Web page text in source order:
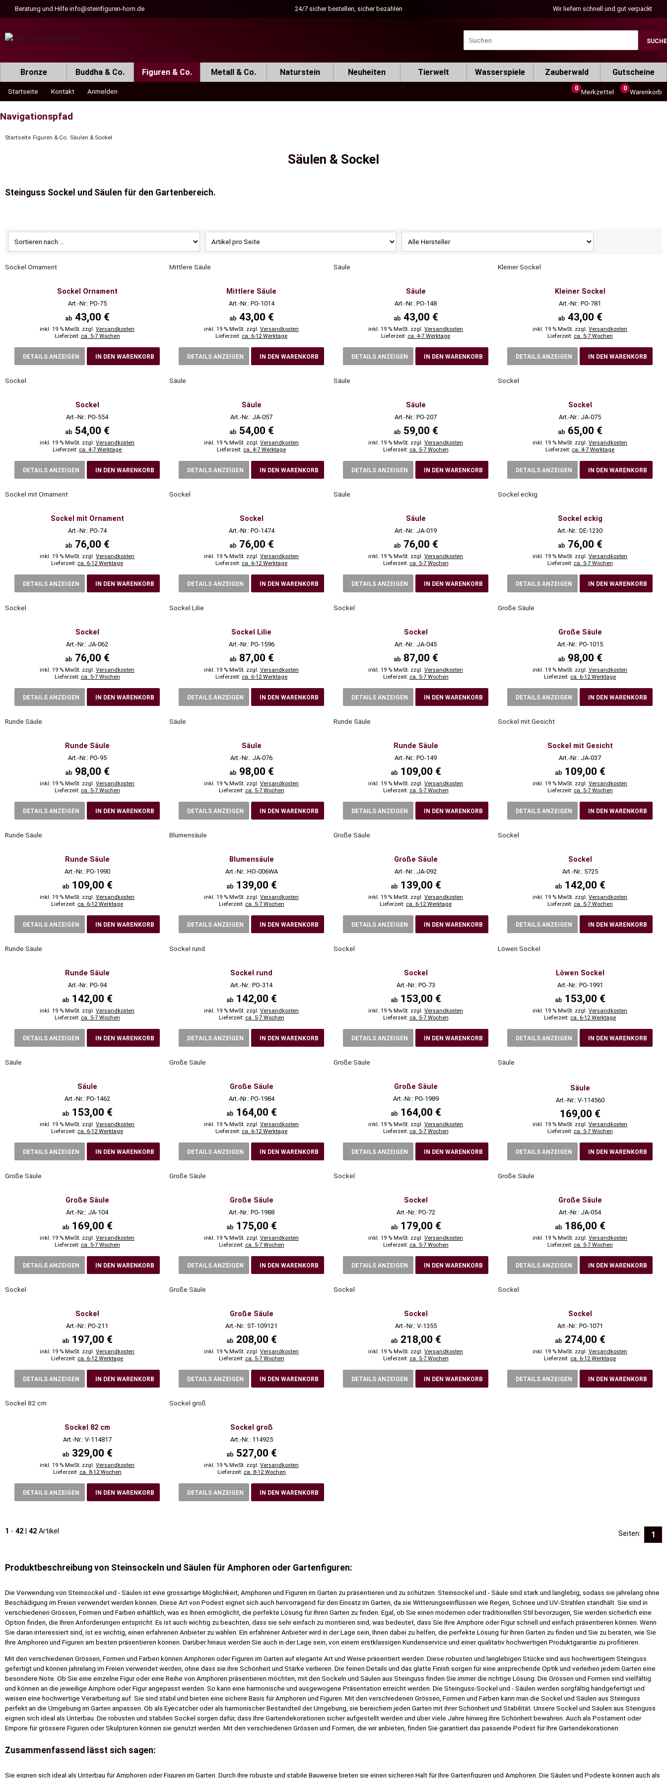
Beratung und Hilfe info@steinfiguren-horn.de 24/7 sicher bestellen, sicher bezahlen Wir liefern schnell und gut verpackt
Bronze Buddha & Co. Figuren & Co. Metall & Co. Naturstein Neuheiten Tierwelt Wasserspiele Zauberwald Gutscheine
Startseite Kontakt Anmelden 0 Warenkorb
0 Merkzettel
Navigationspfad
Startseite Figuren & Co. Säulen & Sockel
Säulen & Sockel
Steinguss Sockel und Säulen für den Gartenbereich.
Sockel Ornament
Sockel Ornament
Art.-Nr.: PO-75
ab 43,00 €
inkl. 19 % MwSt. zzgl. Versandkosten
Lieferzeit: ca. 5-7 Wochen
DETAILS ANZEIGEN IN DEN WARENKORB
Mittlere Säule
Mittlere Säule
Art.-Nr.: PO-1014
ab 43,00 €
inkl. 19 % MwSt. zzgl. Versandkosten
Lieferzeit: ca. 6-12 Werktage
DETAILS ANZEIGEN IN DEN WARENKORB
Säule
Säule
Art.-Nr.: PO-148
ab 43,00 €
inkl. 19 % MwSt. zzgl. Versandkosten
Lieferzeit: ca. 4-7 Werktage
DETAILS ANZEIGEN IN DEN WARENKORB
Kleiner Sockel
Kleiner Sockel
Art.-Nr.: PO-781
ab 43,00 €
inkl. 19 % MwSt. zzgl. Versandkosten
Lieferzeit: ca. 5-7 Wochen
DETAILS ANZEIGEN IN DEN WARENKORB
Sockel
Sockel
Art.-Nr.: PO-554
ab 54,00 €
inkl. 19 % MwSt. zzgl. Versandkosten
Lieferzeit: ca. 4-7 Werktage
DETAILS ANZEIGEN IN DEN WARENKORB
Säule
Säule
Art.-Nr.: JA-057
ab 54,00 €
inkl. 19 % MwSt. zzgl. Versandkosten
Lieferzeit: ca. 4-7 Werktage
DETAILS ANZEIGEN IN DEN WARENKORB
Säule
Säule
Art.-Nr.: PO-207
ab 59,00 €
inkl. 19 % MwSt. zzgl. Versandkosten
Lieferzeit: ca. 5-7 Wochen
DETAILS ANZEIGEN IN DEN WARENKORB
Sockel
Sockel
Art.-Nr.: JA-075
ab 65,00 €
inkl. 19 % MwSt. zzgl. Versandkosten
Lieferzeit: ca. 4-7 Werktage
DETAILS ANZEIGEN IN DEN WARENKORB
Sockel mit Ornament
Sockel mit Ornament
Art.-Nr.: PO-74
ab 76,00 €
inkl. 19 % MwSt. zzgl. Versandkosten
Lieferzeit: ca. 6-12 Werktage
DETAILS ANZEIGEN IN DEN WARENKORB
Sockel
Sockel
Art.-Nr.: PO-1474
ab 76,00 €
inkl. 19 % MwSt. zzgl. Versandkosten
Lieferzeit: ca. 6-12 Werktage
DETAILS ANZEIGEN IN DEN WARENKORB
Säule
Säule
Art.-Nr.: JA-019
ab 76,00 €
inkl. 19 % MwSt. zzgl. Versandkosten
Lieferzeit: ca. 5-7 Wochen
DETAILS ANZEIGEN IN DEN WARENKORB
Sockel eckig
Sockel eckig
Art.-Nr.: DE-1230
ab 76,00 €
inkl. 19 % MwSt. zzgl. Versandkosten
Lieferzeit: ca. 5-7 Wochen
DETAILS ANZEIGEN IN DEN WARENKORB
Sockel
Sockel
Art.-Nr.: JA-062
ab 76,00 €
inkl. 19 % MwSt. zzgl. Versandkosten
Lieferzeit: ca. 5-7 Wochen
DETAILS ANZEIGEN IN DEN WARENKORB
Sockel Lilie
Sockel Lilie
Art.-Nr.: PO-1596
ab 87,00 €
inkl. 19 % MwSt. zzgl. Versandkosten
Lieferzeit: ca. 6-12 Werktage
DETAILS ANZEIGEN IN DEN WARENKORB
Sockel
Sockel
Art.-Nr.: JA-045
ab 87,00 €
inkl. 19 % MwSt. zzgl. Versandkosten
Lieferzeit: ca. 5-7 Wochen
DETAILS ANZEIGEN IN DEN WARENKORB
Große Säule
Große Säule
Art.-Nr.: PO-1015
ab 98,00 €
inkl. 19 % MwSt. zzgl. Versandkosten
Lieferzeit: ca. 6-12 Werktage
DETAILS ANZEIGEN IN DEN WARENKORB
Runde Säule
Runde Säule
Art.-Nr.: PO-95
ab 98,00 €
inkl. 19 % MwSt. zzgl. Versandkosten
Lieferzeit: ca. 5-7 Wochen
DETAILS ANZEIGEN IN DEN WARENKORB
Säule
Säule
Art.-Nr.: JA-076
ab 98,00 €
inkl. 19 % MwSt. zzgl. Versandkosten
Lieferzeit: ca. 5-7 Wochen
DETAILS ANZEIGEN IN DEN WARENKORB
Runde Säule
Runde Säule
Art.-Nr.: PO-149
ab 109,00 €
inkl. 19 % MwSt. zzgl. Versandkosten
Lieferzeit: ca. 5-7 Wochen
DETAILS ANZEIGEN IN DEN WARENKORB
Sockel mit Gesicht
Sockel mit Gesicht
Art.-Nr.: JA-037
ab 109,00 €
inkl. 19 % MwSt. zzgl. Versandkosten
Lieferzeit: ca. 5-7 Wochen
DETAILS ANZEIGEN IN DEN WARENKORB
Runde Säule
Runde Säule
Art.-Nr.: PO-1990
ab 109,00 €
inkl. 19 % MwSt. zzgl. Versandkosten
Lieferzeit: ca. 6-12 Werktage
DETAILS ANZEIGEN IN DEN WARENKORB
Blumensäule
Blumensäule
Art.-Nr.: HO-006WA
ab 139,00 €
inkl. 19 % MwSt. zzgl. Versandkosten
Lieferzeit: ca. 5-7 Wochen
DETAILS ANZEIGEN IN DEN WARENKORB
Große Säule
Große Säule
Art.-Nr.: JA-092
ab 139,00 €
inkl. 19 % MwSt. zzgl. Versandkosten
Lieferzeit: ca. 6-12 Werktage
DETAILS ANZEIGEN IN DEN WARENKORB
Sockel
Sockel
Art.-Nr.: 5725
ab 142,00 €
inkl. 19 % MwSt. zzgl. Versandkosten
Lieferzeit: ca. 5-7 Wochen
DETAILS ANZEIGEN IN DEN WARENKORB
Runde Säule
Runde Säule
Art.-Nr.: PO-94
ab 142,00 €
inkl. 19 % MwSt. zzgl. Versandkosten
Lieferzeit: ca. 5-7 Wochen
DETAILS ANZEIGEN IN DEN WARENKORB
Sockel rund
Sockel rund
Art.-Nr.: PO-314
ab 142,00 €
inkl. 19 % MwSt. zzgl. Versandkosten
Lieferzeit: ca. 5-7 Wochen
DETAILS ANZEIGEN IN DEN WARENKORB
Sockel
Sockel
Art.-Nr.: PO-73
ab 153,00 €
inkl. 19 % MwSt. zzgl. Versandkosten
Lieferzeit: ca. 5-7 Wochen
DETAILS ANZEIGEN IN DEN WARENKORB
Löwen Sockel
Löwen Sockel
Art.-Nr.: PO-1991
ab 153,00 €
inkl. 19 % MwSt. zzgl. Versandkosten
Lieferzeit: ca. 6-12 Werktage
DETAILS ANZEIGEN IN DEN WARENKORB
Säule
Säule
Art.-Nr.: PO-1462
ab 153,00 €
inkl. 19 % MwSt. zzgl. Versandkosten
Lieferzeit: ca. 6-12 Werktage
DETAILS ANZEIGEN IN DEN WARENKORB
Große Säule
Große Säule
Art.-Nr.: PO-1984
ab 164,00 €
inkl. 19 % MwSt. zzgl. Versandkosten
Lieferzeit: ca. 6-12 Werktage
DETAILS ANZEIGEN IN DEN WARENKORB
Große Säule
Große Säule
Art.-Nr.: PO-1989
ab 164,00 €
inkl. 19 % MwSt. zzgl. Versandkosten
Lieferzeit: ca. 5-7 Wochen
DETAILS ANZEIGEN IN DEN WARENKORB
Säule
Säule
Art.-Nr.: V-114560
169,00 €
inkl. 19 % MwSt. zzgl. Versandkosten
Lieferzeit: ca. 5-7 Wochen
DETAILS ANZEIGEN IN DEN WARENKORB
Große Säule
Große Säule
Art.-Nr.: JA-104
ab 169,00 €
inkl. 19 % MwSt. zzgl. Versandkosten
Lieferzeit: ca. 5-7 Wochen
DETAILS ANZEIGEN IN DEN WARENKORB
Große Säule
Große Säule
Art.-Nr.: PO-1988
ab 175,00 €
inkl. 19 % MwSt. zzgl. Versandkosten
Lieferzeit: ca. 5-7 Wochen
DETAILS ANZEIGEN IN DEN WARENKORB
Sockel
Sockel
Art.-Nr.: PO-72
ab 179,00 €
inkl. 19 % MwSt. zzgl. Versandkosten
Lieferzeit: ca. 5-7 Wochen
DETAILS ANZEIGEN IN DEN WARENKORB
Große Säule
Große Säule
Art.-Nr.: JA-054
ab 186,00 €
inkl. 19 % MwSt. zzgl. Versandkosten
Lieferzeit: ca. 5-7 Wochen
DETAILS ANZEIGEN IN DEN WARENKORB
Sockel
Sockel
Art.-Nr.: PO-211
ab 197,00 €
inkl. 19 % MwSt. zzgl. Versandkosten
Lieferzeit: ca. 6-12 Werktage
DETAILS ANZEIGEN IN DEN WARENKORB
Große Säule
Große Säule
Art.-Nr.: ST-109121
ab 208,00 €
inkl. 19 % MwSt. zzgl. Versandkosten
Lieferzeit: ca. 5-7 Wochen
DETAILS ANZEIGEN IN DEN WARENKORB
Sockel
Sockel
Art.-Nr.: V-1355
ab 218,00 €
inkl. 19 % MwSt. zzgl. Versandkosten
Lieferzeit: ca. 5-7 Wochen
DETAILS ANZEIGEN IN DEN WARENKORB
Sockel
Sockel
Art.-Nr.: PO-1071
ab 274,00 €
inkl. 19 % MwSt. zzgl. Versandkosten
Lieferzeit: ca. 6-12 Werktage
DETAILS ANZEIGEN IN DEN WARENKORB
Sockel 82 cm
Sockel 82 cm
Art.-Nr.: V-114817
ab 329,00 €
inkl. 19 % MwSt. zzgl. Versandkosten
Lieferzeit: ca. 8-12 Wochen
DETAILS ANZEIGEN IN DEN WARENKORB
Sockel groß
Sockel groß
Art.-Nr.: 114925
ab 527,00 €
inkl. 19 % MwSt. zzgl. Versandkosten
Lieferzeit: ca. 8-12 Wochen
DETAILS ANZEIGEN IN DEN WARENKORB
1 - 42 42 Artikel Seiten: 1
Produktbeschreibung von Steinsockeln und Säulen für Amphoren oder Gartenfiguren:
Die Verwendung von Steinsockel und - Säulen ist eine grossartige Möglichkeit, Amphoren und Figuren im Garten zu präsentieren und zu schützen. Steinsockel und - Säule sind stark und langlebig, sodass sie jahrelang ohne
Beschädigung im Freien verwendet werden können. Diese Art von Podest eignet sich auch hervorragend für den Einsatz im Garten, da sie Witterungseinflüssen wie Regen, Schnee und UV-Strahlen standhält. Sie sind in
verschiedenen Grössen, Formen und Farben erhältlich, was es Ihnen ermöglicht, die perfekte Lösung für Ihren Garten zu finden. Egal, ob Sie einen modernen oder traditionellen Stil bevorzugen, Sie werden sicherlich eine
Option finden, die Ihren Anforderungen entspricht. Es ist auch wichtig zu beachten, dass sie sehr einfach zu montieren sind, was bedeutet, dass Sie Ihre Amphore oder Figur schnell und einfach präsentieren können. Wenn
Sie daran interessiert sind, ist es wichtig, einen erfahrenen Anbieter zu wählen. Ein erfahrener Anbieter wird in der Lage sein, Ihnen dabei zu helfen, die perfekte Lösung für Ihren Garten zu finden und Sie zu beraten, wie Sie
Ihre Amphoren und Figuren am besten präsentieren können. Darüber hinaus werden Sie auch in der Lage sein, von einem erstklassigen Kundenservice und einer qualitativ hochwertigen Produktgarantie zu profitieren.
Mit den verschiedenen Grössen, Formen und Farben können Amphoren oder Figuren im Garten auf elegante Art und Weise präsentiert werden. Diese robusten und langlebigen Stücke sind aus hochwertigem Steinguss
gefertigt und können jahrelang im Freien verwendet werden, ohne dass sie ihre Schönheit und Stärke verlieren. Die feinen Details und das glatte Finish sorgen für eine ansprechende Optik und verleihen jedem Garten eine
besondere Note. Ob Sie eine einzelne Figur oder eine Reihe von Amphoren präsentieren möchten, mit den Sockeln und Säulen aus Steinguss finden Sie immer die richtige Lösung. Die Grössen und Formen sind vielfältig
und können an die jeweilige Amphore oder Figur angepasst werden. So kann eine harmonische und ausgewogene Präsentation erreicht werden. Die Steinguss-Sockel und - Säulen werden sorgfältig handgefertigt und
weisen eine hochwertige Verarbeitung auf. Sie sind stabil und bieten eine sichere Basis für Amphoren und Figuren. Mit den verschiedenen Grössen, Formen und Farben kann man die Sockel und Säulen aus Steinguss
perfekt an die Umgebung im Garten anpassen. Ob als Eyecatcher oder als harmonischer Bestandteil der Umgebung, sie bereichern jeden Garten mit ihrer Schönheit und Stabilität. Unsere Sockel und Säulen aus Steinguss
eignen sich ideal als Unterbau. Die robusten und stabilen Sockel sorgen dafür, dass Ihre Gartendekorationen sicher aufgestellt werden und über viele Jahre hinweg ihre Schönheit bewahren. Auch als Postament oder
Empore für grössere Figuren oder Skulpturen können sie genutzt werden. Mit den verschiedenen Grössen und Formen, die wir anbieten, finden Sie garantiert das passende Podest für Ihre Gartendekorationen.
Zusammenfassend lässt sich sagen:
Sie eignen sich ideal als Unterbau für Amphoren oder Figuren im Garten. Durch ihre robuste und stabile Bauweise bieten sie einen sicheren Halt für Ihre Gartenfiguren und Amphoren. Die Säulen und Podeste können auch als